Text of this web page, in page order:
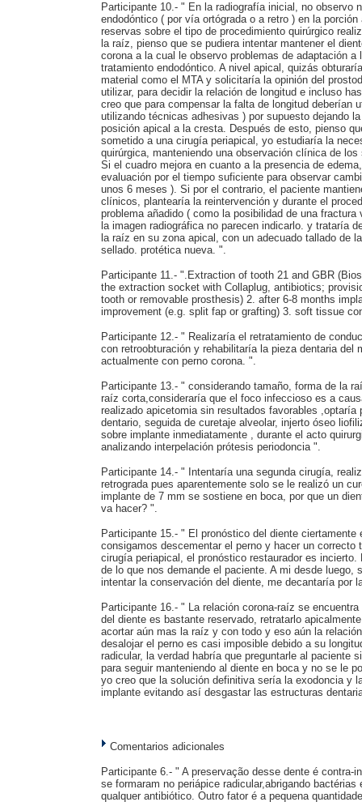
Participante 10.- " En la radiografía inicial, no observo
endodóntico ( por vía ortógrada o a retro ) en la
reservas sobre el tipo de procedimiento quirúrgico
la raíz, pienso que se pudiera intentar mantener el
corona a la cual le observo problemas de adaptación
tratamiento endodóntico. A nivel apical, quizás
material como el MTA y solicitaría la opinión del
utilizar, para decidir la relación de longitud e incluso
creo que para compensar la falta de longitud deberían
utilizando técnicas adhesivas ) por supuesto dejando
posición apical a la cresta. Después de esto, pienso
sometido a una cirugía periapical, yo estudiaría la
quirúrgica, manteniendo una observación clínica de
Si el cuadro mejora en cuanto a la presencia de
evaluación por el tiempo suficiente para observar
unos 6 meses ). Si por el contrario, el paciente
clínicos, plantearía la reintervención y durante el
problema añadido ( como la posibilidad de una
la imagen radiográfica no parecen indicarlo. y trataría
la raíz en su zona apical, con un adecuado tallado de
sellado. protética nueva. ".
Participante 11.- ".Extraction of tooth 21 and GBR
the extraction socket with Collaplug, antibiotics;
tooth or removable prosthesis) 2. after 6-8 months
improvement (e.g. split fap or grafting) 3. soft tissue
Participante 12.- " Realizaría el retratamiento de
con retroobturación y rehabilitaría la pieza dentaria del
actualmente con perno corona. ".
Participante 13.- " considerando tamaño, forma de la
raíz corta,consideraría que el foco infeccioso es a
realizado apicetomia sin resultados favorables ,optaría
dentario, seguida de curetaje alveolar, injerto óseo
sobre implante inmediatamente , durante el acto
analizando interpelación prótesis periodoncia ".
Participante 14.- " Intentaría una segunda cirugía,
retrograda pues aparentemente solo se le realizó un
implante de 7 mm se sostiene en boca, por que un
va hacer? ".
Participante 15.- " El pronóstico del diente ciertamente
consigamos descementar el perno y hacer un correcto
cirugía periapical, el pronóstico restaurador es
de lo que nos demande el paciente. A mi desde luego,
intentar la conservación del diente, me decantaría por
Participante 16.- " La relación corona-raíz se
del diente es bastante reservado, retratarlo
acortar aún mas la raíz y con todo y eso aún la
desalojar el perno es casi imposible debido a su
radicular, la verdad habría que preguntarle al paciente
para seguir manteniendo al diente en boca y no se le
yo creo que la solución definitiva sería la exodoncia y
implante evitando así desgastar las estructuras
Comentarios adicionales
Participante 6.- " A preservação desse dente é contra-
se formaram no periápice radicular,abrigando
qualquer antibiótico. Outro fator é a pequena